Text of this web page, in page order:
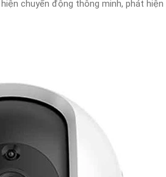
chuyển động thông minh, phát